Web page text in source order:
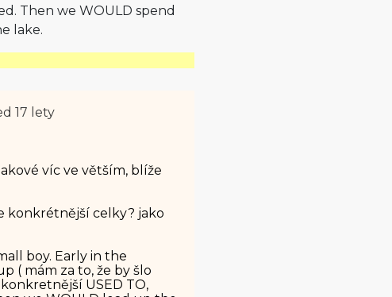
Then we WOULD spend
lake.
17 lety
víc ve větším, blíže
konkrétnější celky? jako
boy. Early in the
( mám za to, že by šlo
USED TO,